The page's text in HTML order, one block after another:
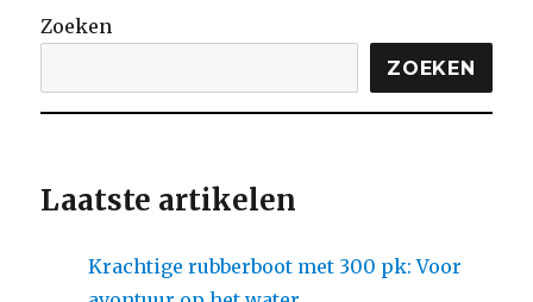
Zoeken
ZOEKEN
Laatste artikelen
Krachtige rubberboot met 300 pk: Voor